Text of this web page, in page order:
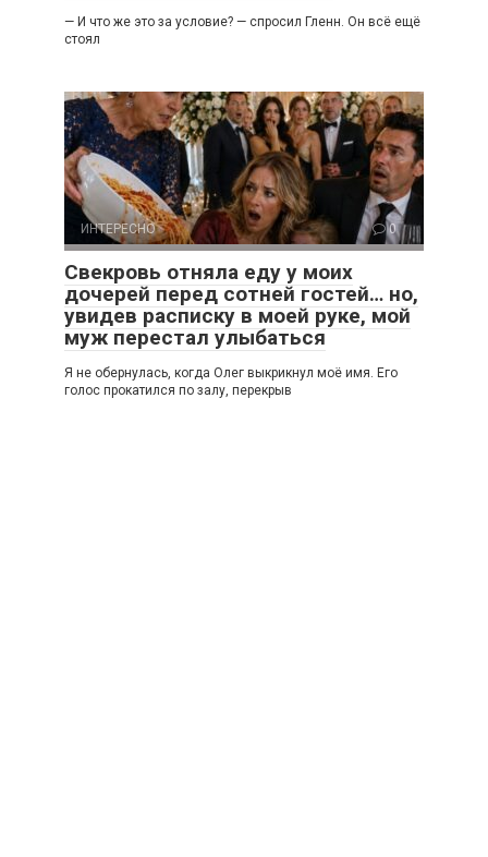
— И что же это за условие? — спросил Гленн. Он всё ещё
стоял
ИНТЕРЕСНО 0
Свекровь отняла еду у моих
дочерей перед сотней гостей… но,
увидев расписку в моей руке, мой
муж перестал улыбаться
Я не обернулась, когда Олег выкрикнул моё имя. Его
голос прокатился по залу, перекрыв